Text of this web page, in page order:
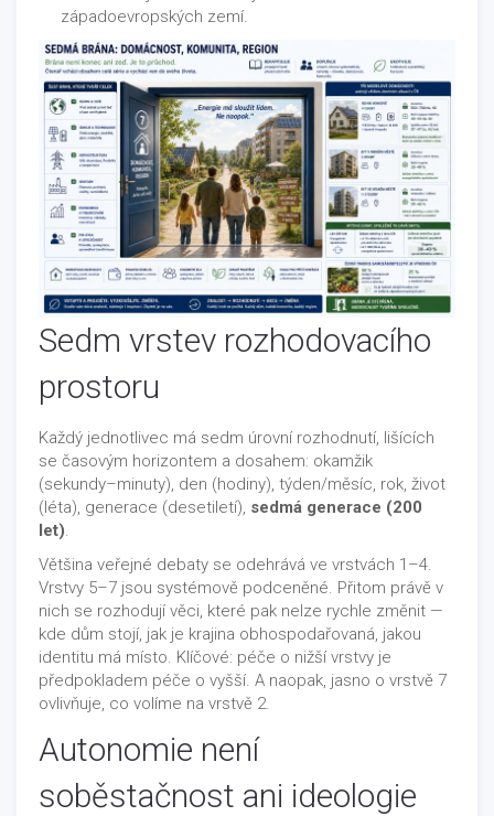
západoevropských zemí.
Sedm vrstev rozhodovacího
prostoru
Každý jednotlivec má sedm úrovní rozhodnutí, lišících
se časovým horizontem a dosahem: okamžik
(sekundy–minuty), den (hodiny), týden/měsíc, rok, život
(léta), generace (desetiletí), sedmá generace (200
let).
Většina veřejné debaty se odehrává ve vrstvách 1–4.
Vrstvy 5–7 jsou systémově podceněné. Přitom právě v
nich se rozhodují věci, které pak nelze rychle změnit —
kde dům stojí, jak je krajina obhospodařovaná, jakou
identitu má místo. Klíčové: péče o nižší vrstvy je
předpokladem péče o vyšší. A naopak, jasno o vrstvě 7
ovlivňuje, co volíme na vrstvě 2.
Autonomie není
soběstačnost ani ideologie